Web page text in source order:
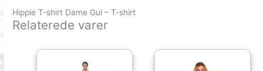
Hippie T-shirt Dame Gul – T-shirt
Relaterede varer